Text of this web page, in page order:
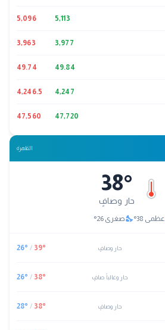
5,113
5,096
3,977
3,963
49.84
49.74
4,247
4,246.5
47,720
47,560
القاهرة
38°
حار وصافٍ
عظمى 38
°
nights_stayصغرى 26
°
حار وصافٍ 39°
/
26°
حار وغالباً صافٍ 38°
/
26°
حار وصافٍ 38°
/
28°